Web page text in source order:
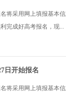
将采用网上填报基本
完成好高考报名，现...
日开始报名
将采用网上填报基本